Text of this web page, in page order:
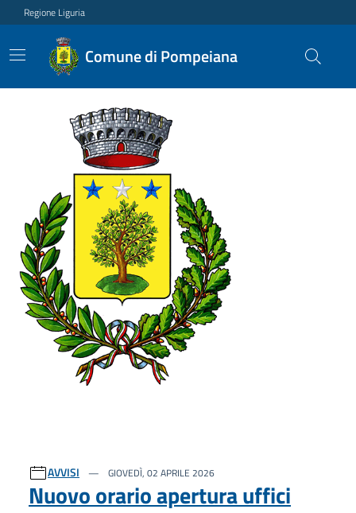
Regione Liguria
Comune di Pompeiana
Ultime notizie
AVVISI GIOVEDÌ, 02 APRILE 2026
Nuovo orario apertura uffici